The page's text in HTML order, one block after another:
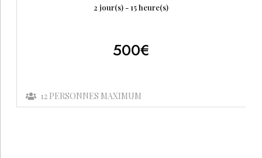
2 jour(s) -15heure(s)
500€
12 PERSONNES MAXIMUM